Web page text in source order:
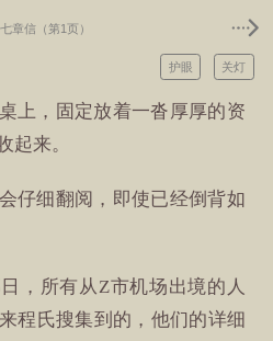
章信（第1页）
关灯
护眼
上，固定放着一沓厚厚的资
起来。
仔细翻阅，即使已经倒背如
，所有从Z市机场出境的人
程氏搜集到的，他们的详细